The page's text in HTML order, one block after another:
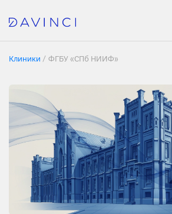
Клиники / ФГБУ «СПб НИИФ»